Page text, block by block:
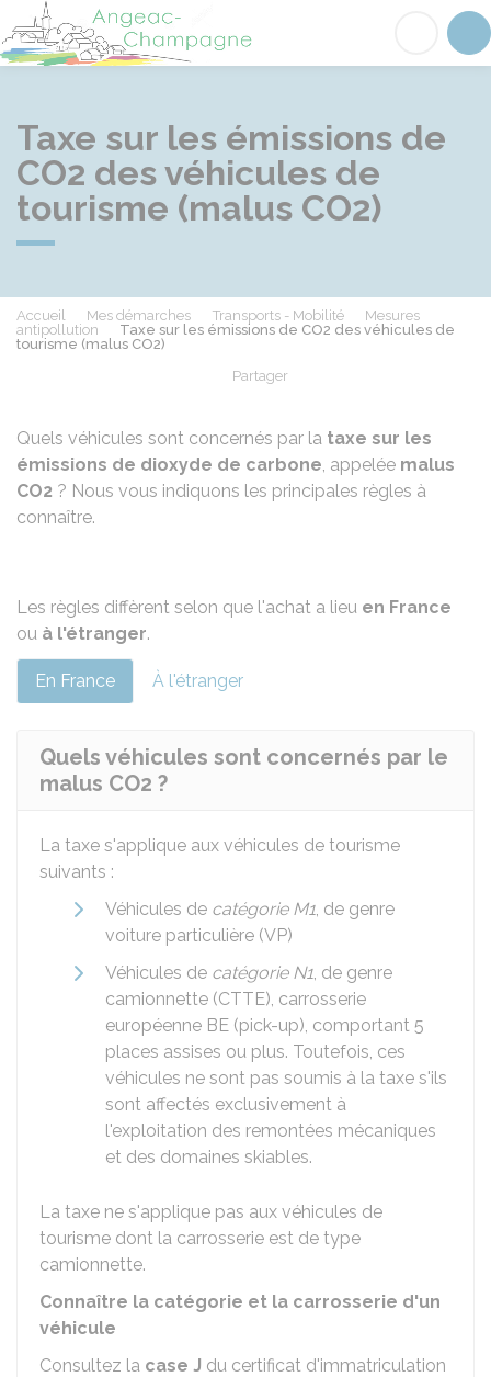
Angeac-Champagne
Taxe sur les émissions de
CO2 des véhicules de
tourisme (malus CO2)
Accueil Mes démarches Transports - Mobilité
Mesures
antipollution
Taxe sur les émissions de CO2 des véhicules de
tourisme (malus CO2)
Partager
Quels véhicules sont concernés par la taxe sur les
émissions de dioxyde de carbone, appelée malus
CO2 ? Nous vous indiquons les principales règles à
connaître.
Les règles diffèrent selon que l'achat a lieu en France
ou à l'étranger.
En France À l'étranger
Quels véhicules sont concernés par le
malus CO2 ?
La taxe s'applique aux véhicules de tourisme
suivants :
Véhicules de catégorie M1, de genre
voiture particulière (VP)
Véhicules de catégorie N1, de genre
camionnette (CTTE), carrosserie
européenne BE (pick-up), comportant 5
places assises ou plus. Toutefois, ces
véhicules ne sont pas soumis à la taxe s'ils
sont affectés exclusivement à
l'exploitation des remontées mécaniques
et des domaines skiables.
La taxe ne s'applique pas aux véhicules de
tourisme dont la carrosserie est de type
camionnette.
Connaître la catégorie et la carrosserie d'un
véhicule
Consultez la case J du certificat d'immatriculation